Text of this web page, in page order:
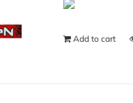
Add to cart